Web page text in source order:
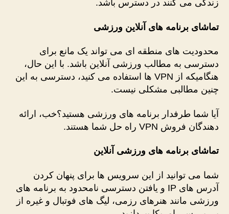
زندگی می کنند در دسترس باشد.
تماشای برنامه های آنلاین ورزشی
محدودیت های منطقه ای می تواند یک مانع برای
دسترسی به مطالب ورزشی آنلاین باشد. با این حال،
هنگامیکه از VPN ها استفاده می کنید، دسترسی به این
چنین مطالبی مشکلی نیست.
آیا شما طرفدار برنامه های ورزشی هستید؟خب، ارائه
دهندگان فروش VPN راه حل شما هستند.
تماشای برنامه های ورزشی آنلاین
شما می توانید از این سرویس ها برای پنهان کردن
آدرس های IP و یافتن دسترسی نامحدود به برنامه های
ورزشی مانند هنرهای رزمی، لیگ های فوتبال و غیره از